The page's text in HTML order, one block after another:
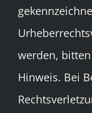
werden,
Hinweis. Bei